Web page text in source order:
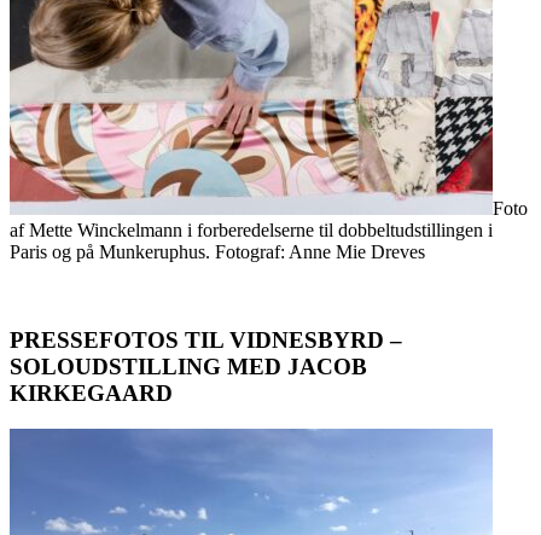
Foto
af Mette Winckelmann i forberedelserne til dobbeltudstillingen i
Paris og på Munkeruphus. Fotograf: Anne Mie Dreves
PRESSEFOTOS TIL VIDNESBYRD –
SOLOUDSTILLING MED JACOB
KIRKEGAARD